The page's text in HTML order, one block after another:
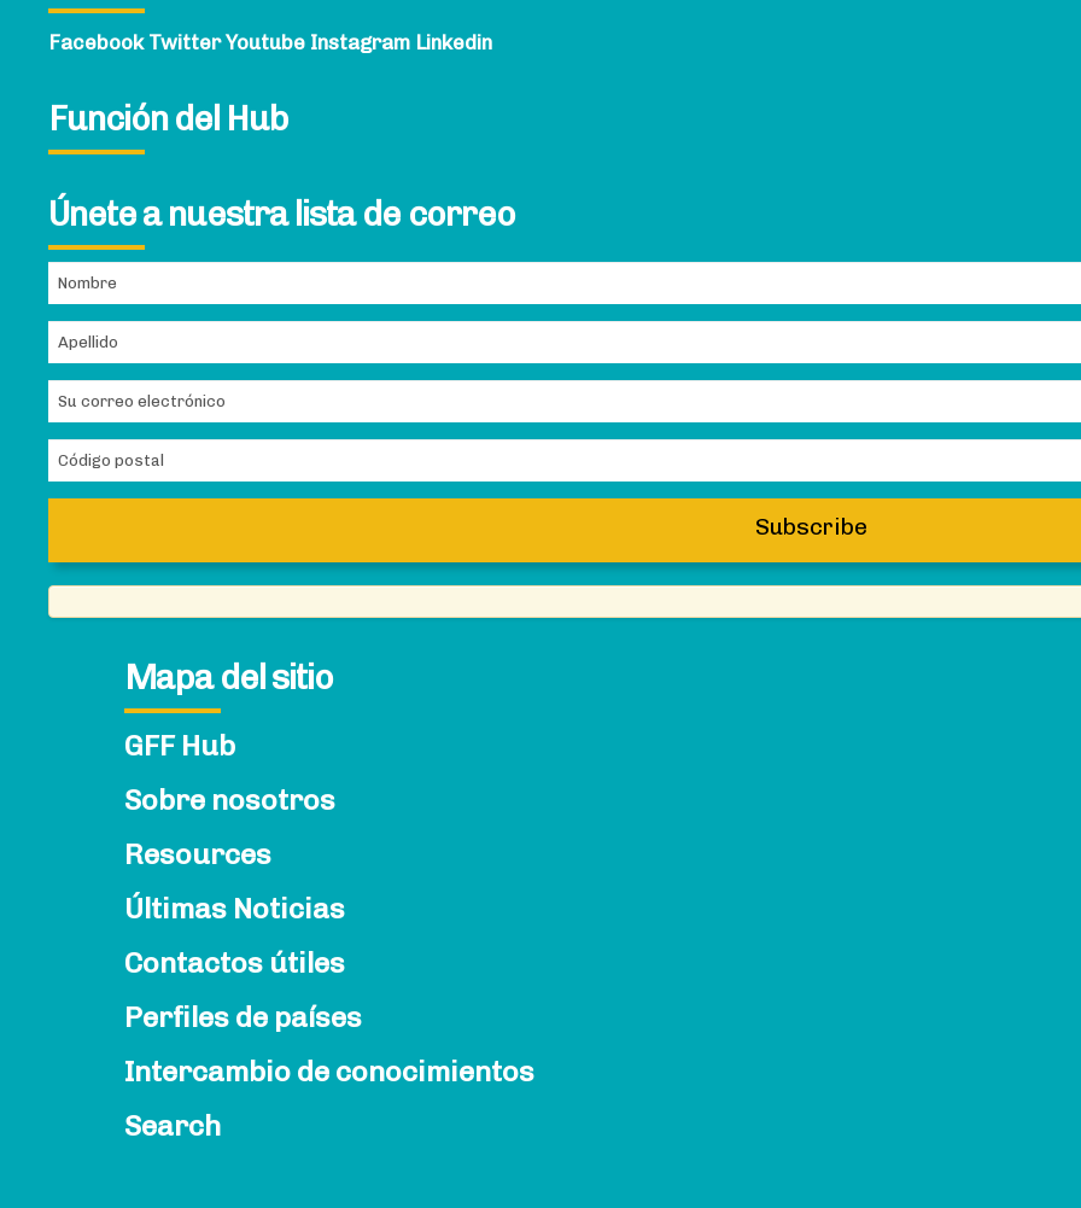
Facebook Twitter Youtube Instagram Linkedin
Función del Hub
Únete a nuestra lista de correo
Mapa del sitio
GFF Hub
Sobre nosotros
Resources
Últimas Noticias
Contactos útiles
Perfiles de países
Intercambio de conocimientos
Search